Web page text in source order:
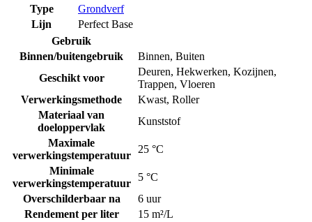
Type
Grondverf
Lijn
Perfect Base
Gebruik
Binnen/buitengebruik
Binnen, Buiten
Geschikt voor
Deuren, Hekwerken, Kozijnen,
Trappen, Vloeren
Verwerkingsmethode
Kwast, Roller
Materiaal van
doeloppervlak
Kunststof
Maximale
verwerkingstemperatuur
25 °C
Minimale
verwerkingstemperatuur
5 °C
Overschilderbaar na
6 uur
Rendement per liter
15 m²/L